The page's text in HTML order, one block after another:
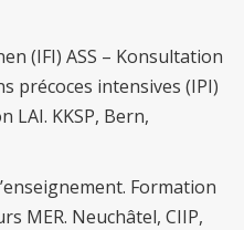
(IFI) ASS – Konsultation
précoces intensives (IPI)
LAI. KKSP, Bern,
Formation
MER. Neuchâtel, CIIP,